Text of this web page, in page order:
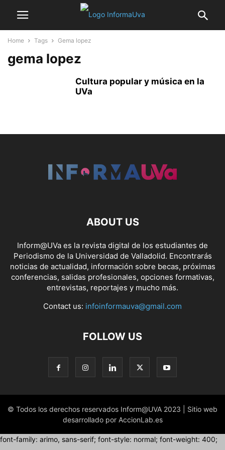
Home Tags Gema lopez
gema lopez
Cultura popular y música en la
UVa
ABOUT US
Inform@UVa es la revista digital de los estudiantes de
Periodismo de la Universidad de Valladolid. Encontrarás
noticias de actualidad, información sobre becas, próximas
conferencias, salidas profesionales, opciones formativas,
entrevistas, reportajes y mucho más.
Contact us: infoinformauva@gmail.com
FOLLOW US
© Todos los derechos reservados Inform@UVA 2023 | Sitio web
desarrollado por AccionLab.es
font-family: arimo, sans-serif; font-style: normal; font-weight: 400;